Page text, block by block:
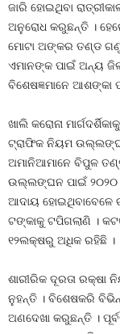
ଜାରି ହୋଇଥିବା
ଅନୁରୋଧ କରୁଛନ୍ତି ।
ମୋଟା ଅଙ୍କର ତଣ୍ଡ
ଏମାନଙ୍କ ପାଇଁ ଅନ୍ୟ
ବିଶେଷଜ୍ଞମାନେ ଆଶଙ୍କା
ଖାଲି କରୋନା
ଟ୍ରାଫିକ ନିୟମ ଉଲ୍ଲଙ୍ଘନ
ଅମାନିଆମାନେ ବିପୁଳ
ଉଲ୍ଲଙ୍ଘନ ପାଇଁ ୨୦୨୦
ଆଦାୟ ହୋଇଥିବାବେଳେ
ଟଙ୍କାକୁ ଟପିଗଲାଣି ।
୧୨ଲକ୍ଷରୁ ଅଧିକ ରହିଛି ।
ଶାରୀରିକ ଦୂରତା ରକ୍ଷା
ନୁହନ୍ତି । ବିଶେଷକରି
ଅଣଦେଖା କରୁଛନ୍ତି ।